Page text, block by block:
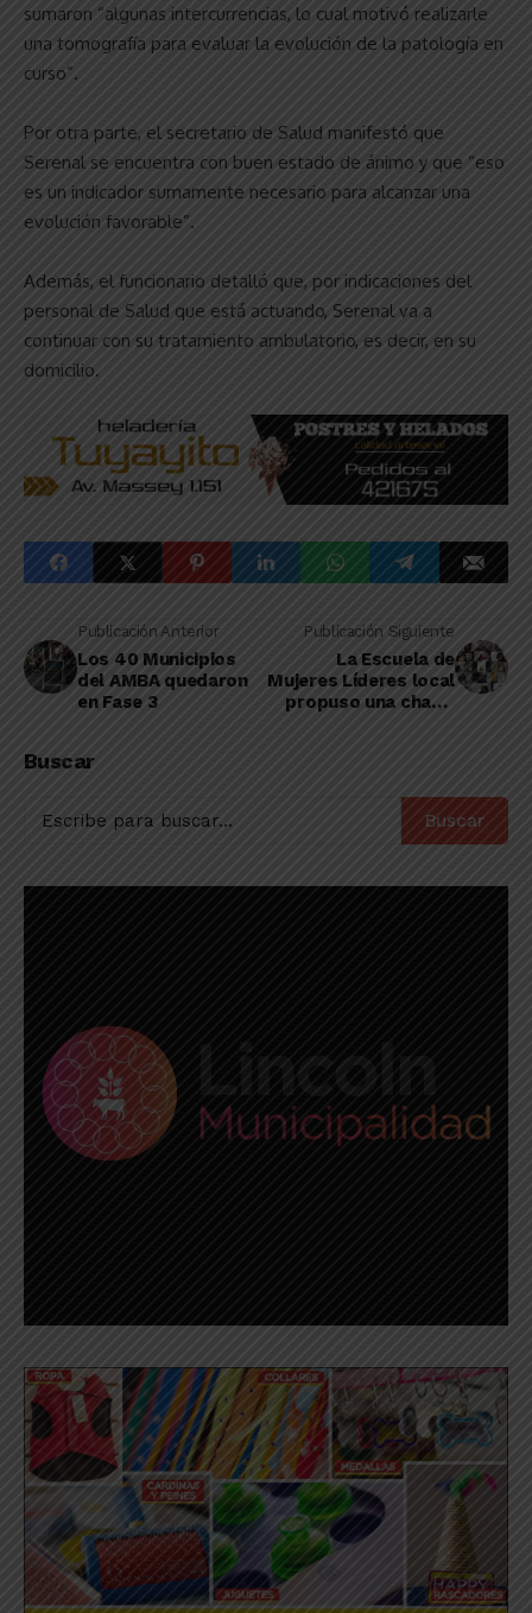
sumaron “algunas intercurrencias, lo cual motivó realizarle
una tomografía para evaluar la evolución de la patología en
curso”.
Por otra parte, el secretario de Salud manifestó que
Serenal se encuentra con buen estado de ánimo y que “eso
es un indicador sumamente necesario para alcanzar una
evolución favorable”.
Además, el funcionario detalló que, por indicaciones del
personal de Salud que está actuando, Serenal va a
continuar con su tratamiento ambulatorio, es decir, en su
domicilio.
Publicación Anterior
Los 40 Municipios
del AMBA quedaron
en Fase 3
Publicación Siguiente
La Escuela de
Mujeres Líderes local
propuso una charla
Buscar
Buscar